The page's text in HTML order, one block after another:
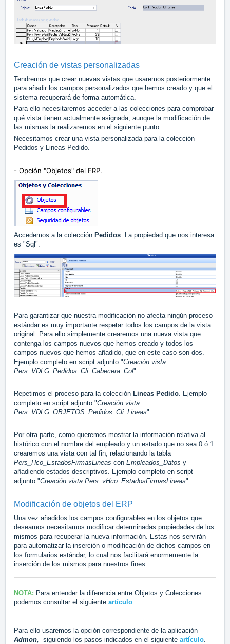
Creación de vistas personalizadas
Tendremos que crear nuevas vistas que usaremos posteriormente
para añadir los campos personalizados que hemos creado y que el
sistema recuperará de forma automática.
Para ello necesitaremos acceder a las colecciones para comprobar
qué vista tienen actualmente asignada, aunque la modificación de
las mismas la realizaremos en el siguiente punto.
Necesitamos crear una vista personalizada para la colección
Pedidos y Lineas Pedido.
- Opción "Objetos" del ERP.
Accedemos a la colección Pedidos . La propiedad que nos interesa
es "Sql".
Para garantizar que nuestra modificación no afecta ningún proceso
estándar es muy importante respetar todos los campos de la vista
original. Para ello simplemente crearemos una nueva vista que
contenga los campos nuevos que hemos creado y todos los
campos nuevos que hemos añadido, que en este caso son dos.
Ejemplo completo en script adjunto "Creación vista
Pers_VDLG_Pedidos_Cli_Cabecera_Col".
Repetimos el proceso para la colección Lineas Pedido. Ejemplo
completo en script adjunto "Creación vista
Pers_VDLG_OBJETOS_Pedidos_Cli_Lineas".
Por otra parte, como queremos mostrar la información relativa al
histórico con el nombre del empleado y un estado que no sea 0 ó 1
crearemos una vista con tal fin, relacionando la tabla
Pers_Hco_EstadosFirmasLineas con Empleados_Datos y
añadiendo estados descriptivos. Ejemplo completo en script
adjunto "Creación vista Pers_vHco_EstadosFirmasLineas".
Modificación de objetos del ERP
Una vez añadidos los campos configurables en los objetos que
deseamos necesitamos modificar determinadas propiedades de los
mismos para recuperar la nueva información. Estas nos servirán
para automatizar la inserción o modificación de dichos campos en
los formularios estándar, lo cual nos facilitará enormemente la
inserción de los mismos para nuestros fines.
NOTA: Para entender la diferencia entre Objetos y Colecciones
podemos consultar el siguiente artículo
Para ello usaremos la opción correspondiente de la aplicación
Admon, siguiendo los pasos indicados en el siguiente artículo